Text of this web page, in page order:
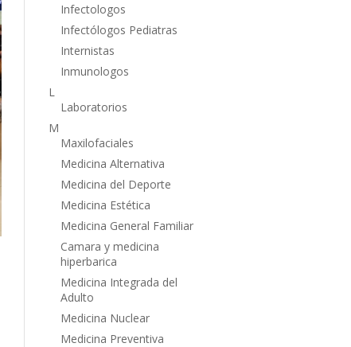
Infectologos
Infectólogos Pediatras
Internistas
Inmunologos
L
Laboratorios
M
Maxilofaciales
Medicina Alternativa
Medicina del Deporte
Medicina Estética
Medicina General Familiar
Camara y medicina
hiperbarica
Medicina Integrada del
Adulto
Medicina Nuclear
Medicina Preventiva